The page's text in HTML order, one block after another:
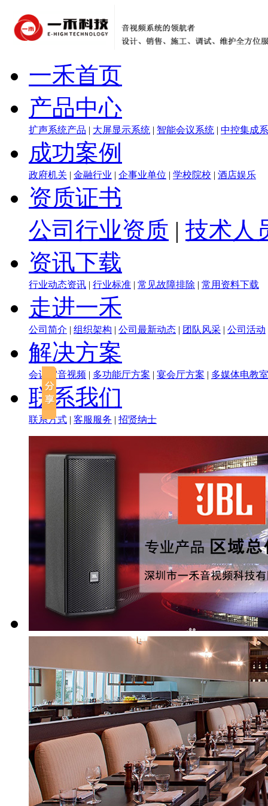
一禾首页
产品中心
扩声系统产品 | 大屏显示系统 | 智能会议系统 | 中控集成
成功案例
政府机关 | 金融行业 | 企事业单位 | 学校院校 | 酒店娱乐
资质证书
公司行业资质 | 技术人
资讯下载
行业动态资讯 | 行业标准 | 常见故障排除 | 常用资料下载
走进一禾
公司简介 | 组织架构 | 公司最新动态 | 团队风采 | 公司活动
解决方案
会议室音视频 | 多功能厅方案 | 宴会厅方案 | 多媒体电教室
联系我们
联系方式 | 客服服务 | 招贤纳士